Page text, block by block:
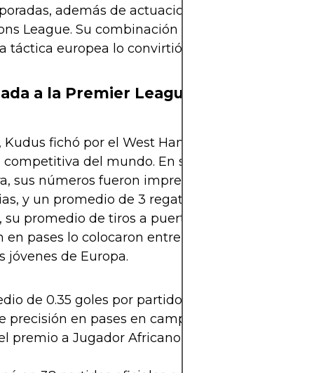
además de actuaciones destacadas en
League. Su combinación de técnica africana y
táctica europea lo convirtió en un jugador total.
a la Premier League
Kudus fichó por el West Ham United, dando un
competitiva del mundo. En su primera
sus números fueron impresionantes: 11 goles, 7
y un promedio de 3 regates exitosos por
su promedio de tiros a puerta y su porcentaje de
en pases lo colocaron entre los mejores
jóvenes de Europa.
de 0.35 goles por partido en Premier League.
precisión en pases en campo contrario.
premio a Jugador Africano del Mes en